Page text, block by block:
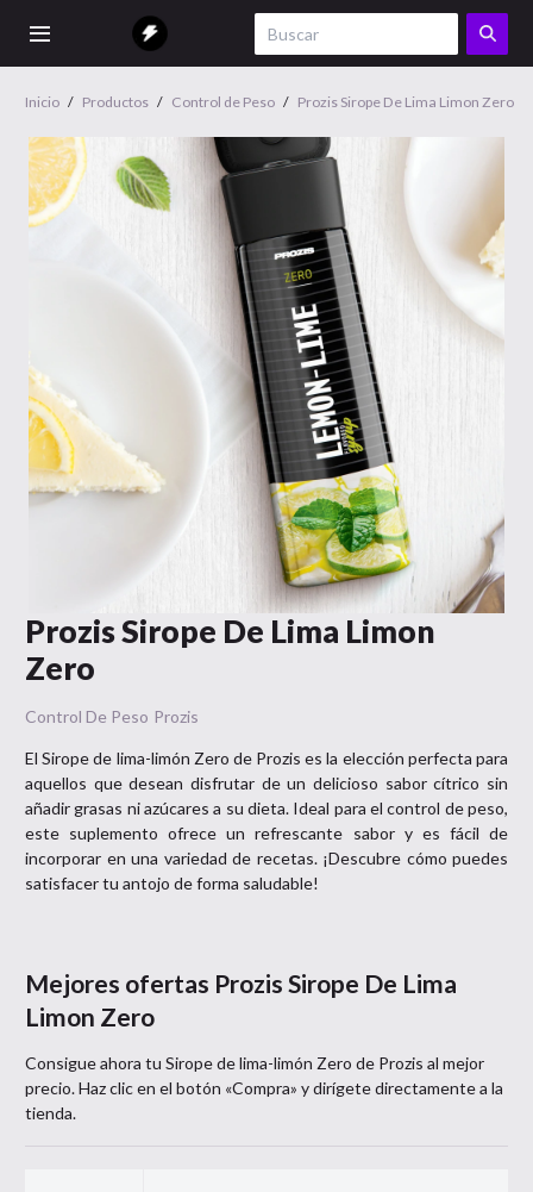
Inicio / Productos / Control de Peso / Prozis Sirope De Lima Limon Zero
Prozis Sirope De Lima Limon
Zero
Control De Peso Prozis
El Sirope de lima-limón Zero de Prozis es la elección perfecta para
aquellos que desean disfrutar de un delicioso sabor cítrico sin
añadir grasas ni azúcares a su dieta. Ideal para el control de peso,
este suplemento ofrece un refrescante sabor y es fácil de
incorporar en una variedad de recetas. ¡Descubre cómo puedes
satisfacer tu antojo de forma saludable!
Mejores ofertas Prozis Sirope De Lima
Limon Zero
Consigue ahora tu Sirope de lima-limón Zero de Prozis al mejor
precio. Haz clic en el botón «Compra» y dirígete directamente a la
tienda.